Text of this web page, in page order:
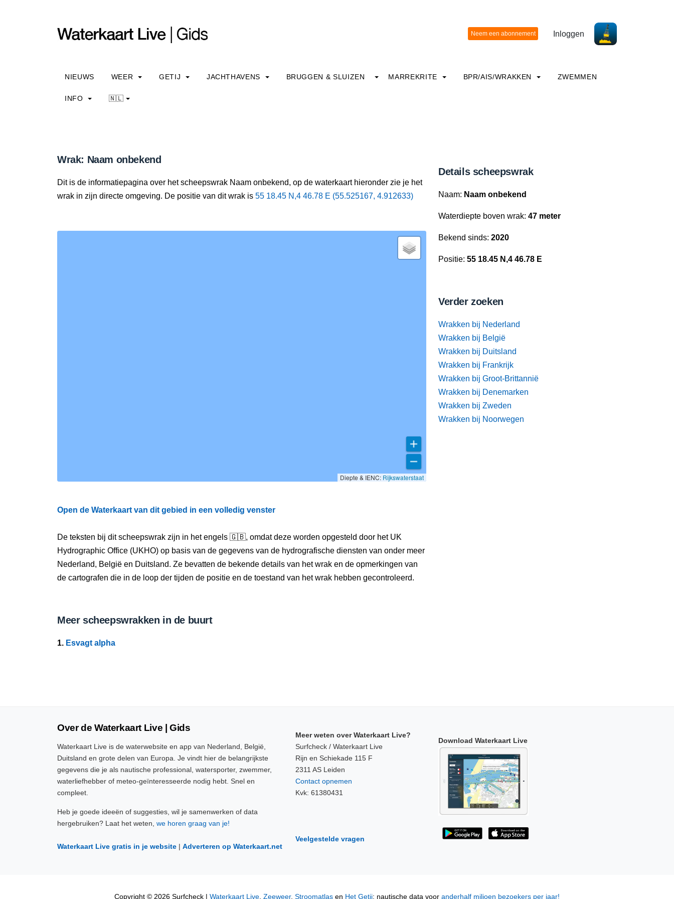
Inloggen
NIEUWS WEER GETIJ JACHTHAVENS BRUGGEN & SLUIZEN MARREKRITE BPR/AIS/WRAKKEN ZWEMMEN
INFO 🇳🇱
Wrak: Naam onbekend
Dit is de informatiepagina over het scheepswrak Naam onbekend, op de waterkaart hieronder zie je het
wrak in zijn directe omgeving. De positie van dit wrak is 55 18.45 N,4 46.78 E (55.525167, 4.912633)
Diepte & IENC: Rijkswaterstaat
Open de Waterkaart van dit gebied in een volledig venster
De teksten bij dit scheepswrak zijn in het engels 🇬🇧, omdat deze worden opgesteld door het UK
Hydrographic Office (UKHO) op basis van de gegevens van de hydrografische diensten van onder meer
Nederland, België en Duitsland. Ze bevatten de bekende details van het wrak en de opmerkingen van
de cartografen die in de loop der tijden de positie en de toestand van het wrak hebben gecontroleerd.
Meer scheepswrakken in de buurt
1. Esvagt alpha
Details scheepswrak
Naam: Naam onbekend
Waterdiepte boven wrak: 47 meter
Bekend sinds: 2020
Positie: 55 18.45 N,4 46.78 E
Verder zoeken
Wrakken bij Nederland
Wrakken bij België
Wrakken bij Duitsland
Wrakken bij Frankrijk
Wrakken bij Groot-Brittannië
Wrakken bij Denemarken
Wrakken bij Zweden
Wrakken bij Noorwegen
Over de Waterkaart Live | Gids
Waterkaart Live is de waterwebsite en app van Nederland, België,
Duitsland en grote delen van Europa. Je vindt hier de belangrijkste
gegevens die je als nautische professional, watersporter, zwemmer,
waterliefhebber of meteo-geïnteresseerde nodig hebt. Snel en
compleet.
Heb je goede ideeën of suggesties, wil je samenwerken of data
hergebruiken? Laat het weten, we horen graag van je!
Waterkaart Live gratis in je website | Adverteren op Waterkaart.net
Meer weten over Waterkaart Live?
Surfcheck / Waterkaart Live
Rijn en Schiekade 115 F
2311 AS Leiden
Contact opnemen
Kvk: 61380431
Veelgestelde vragen
Download Waterkaart Live
Copyright © 2026 Surfcheck | Waterkaart Live, Zeeweer, Stroomatlas en Het Getij: nautische data voor anderhalf miljoen bezoekers per jaar!